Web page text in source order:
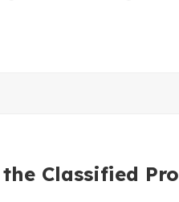
Classified